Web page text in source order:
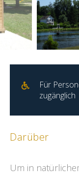
Für
zugänglich
Darüber
Um in